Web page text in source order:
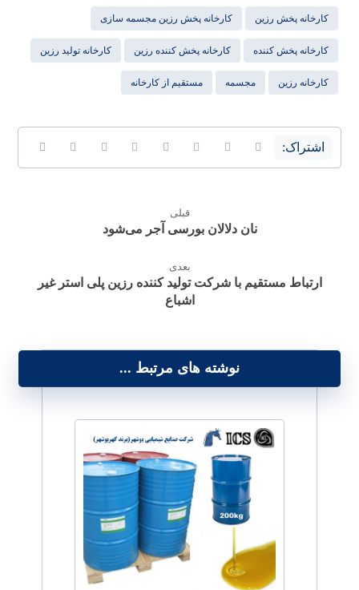
کارخانه پخش رزین کارخانه پخش رزین مجسمه سازی
کارخانه پخش کننده کارخانه پخش کننده رزین کارخانه تولید رزین
کارخانه رزین مجسمه مستقیم از کارخانه
قبلی
نان دلالان بورسی آجر می‌شود
بعدی
ارتباط مستقیم با شرکت تولید کننده رزین پلی استر غیر
اشباع
نوشته های مرتبط ...